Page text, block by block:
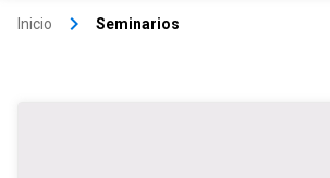
Inicio keyboard_arrow_right Seminarios